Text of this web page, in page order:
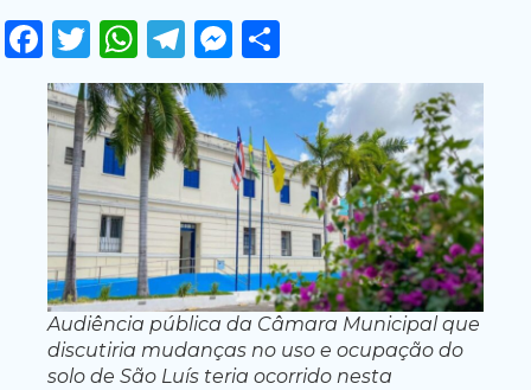
Facebook
Twitter
WhatsApp
Telegram
Messenger
Audiência pública da Câmara Municipal que
discutiria mudanças no uso e ocupação do
solo de São Luís teria ocorrido nesta